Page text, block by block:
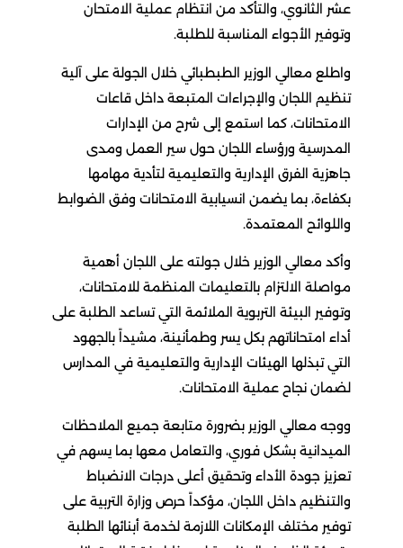
عشر الثانوي، والتأكد من انتظام عملية الامتحان
وتوفير الأجواء المناسبة للطلبة.
واطلع معالي الوزير الطبطبائي خلال الجولة على آلية
تنظيم اللجان والإجراءات المتبعة داخل قاعات
الامتحانات، كما استمع إلى شرح من الإدارات
المدرسية ورؤساء اللجان حول سير العمل ومدى
جاهزية الفرق الإدارية والتعليمية لتأدية مهامها
بكفاءة، بما يضمن انسيابية الامتحانات وفق الضوابط
واللوائح المعتمدة.
وأكد معالي الوزير خلال جولته على اللجان أهمية
مواصلة الالتزام بالتعليمات المنظمة للامتحانات،
وتوفير البيئة التربوية الملائمة التي تساعد الطلبة على
أداء امتحاناتهم بكل يسر وطمأنينة، مشيداً بالجهود
التي تبذلها الهيئات الإدارية والتعليمية في المدارس
لضمان نجاح عملية الامتحانات.
ووجه معالي الوزير بضرورة متابعة جميع الملاحظات
الميدانية بشكل فوري، والتعامل معها بما يسهم في
تعزيز جودة الأداء وتحقيق أعلى درجات الانضباط
والتنظيم داخل اللجان، مؤكداً حرص وزارة التربية على
توفير مختلف الإمكانات اللازمة لخدمة أبنائها الطلبة